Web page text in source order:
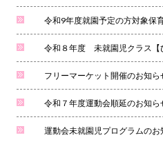
令和9年度就園予定の方対象保
令和８年度 未就園児クラス【
フリーマーケット開催のお知ら
令和７年度運動会順延のお知ら
運動会未就園児プログラムのお